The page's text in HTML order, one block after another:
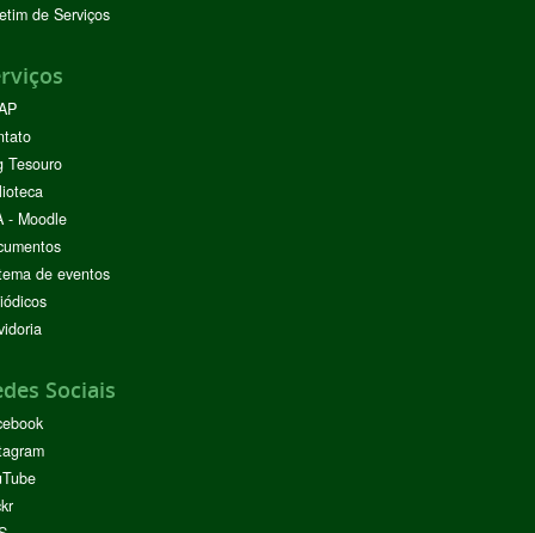
de Serviços
Tesouro
- Moodle
de eventos
Sociais